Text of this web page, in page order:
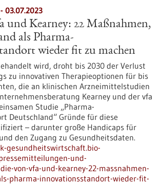
03.07.2023
und Kearney: 22 Maßnahmen,
als Pharma-
wieder fit zu machen
wird, droht bis 2030 der Verlust
zu innovativen Therapieoptionen für bis
die an klinischen Arzneimittelstudien
Kearney und der vfa
Studie „Pharma-
Deutschland“ Gründe für diese
– darunter große Handicaps für
den Zugang zu Gesundheitsdaten.
gesundheitswirtschaft.bio-
und-
von-vfa-und-kearney-22-massnahmen-
pharma-innovationsstandort-wieder-fit-